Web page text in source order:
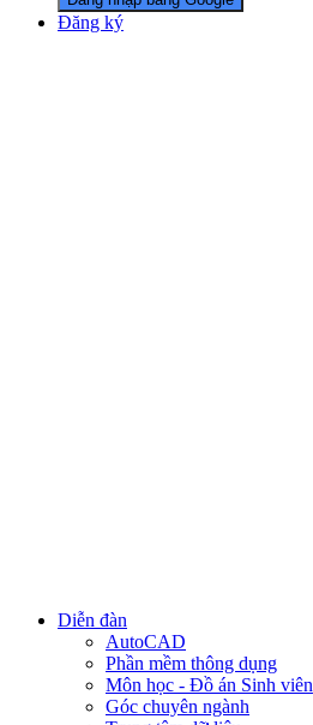
Đăng ký
Diễn đàn
AutoCAD
Phần mềm thông dụng
Môn học - Đồ án Sinh viên
Góc chuyên ngành